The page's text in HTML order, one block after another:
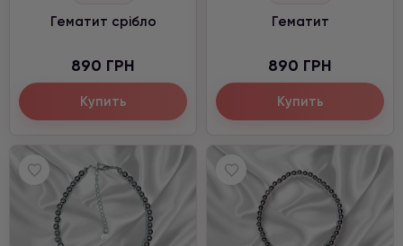
Гематит срібло
890 ГРН
Купить
Гематит
890 ГРН
Купить